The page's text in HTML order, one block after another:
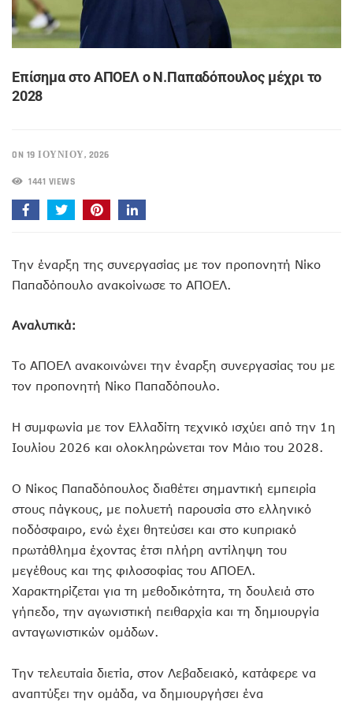
Eπίσημα στο ΑΠΟΕΛ ο Ν.Παπαδόπουλος μέχρι το
2028
ON 19 ΙΟΥΝΊΟΥ, 2026
1441 VIEWS
Την έναρξη της συνεργασίας με τον προπονητή Νίκο
Παπαδόπουλο ανακοίνωσε το ΑΠΟΕΛ.
Αναλυτικά:
Το ΑΠΟΕΛ ανακοινώνει την έναρξη συνεργασίας του με
τον προπονητή Νίκο Παπαδόπουλο.
Η συμφωνία με τον Ελλαδίτη τεχνικό ισχύει από την 1η
Ιουλίου 2026 και ολοκληρώνεται τον Μάιο του 2028.
Ο Νίκος Παπαδόπουλος διαθέτει σημαντική εμπειρία
στους πάγκους, με πολυετή παρουσία στο ελληνικό
ποδόσφαιρο, ενώ έχει θητεύσει και στο κυπριακό
πρωτάθλημα έχοντας έτσι πλήρη αντίληψη του
μεγέθους και της φιλοσοφίας του ΑΠΟΕΛ.
Χαρακτηρίζεται για τη μεθοδικότητα, τη δουλειά στο
γήπεδο, την αγωνιστική πειθαρχία και τη δημιουργία
ανταγωνιστικών ομάδων.
Την τελευταία διετία, στον Λεβαδειακό, κατάφερε να
αναπτύξει την ομάδα, να δημιουργήσει ένα